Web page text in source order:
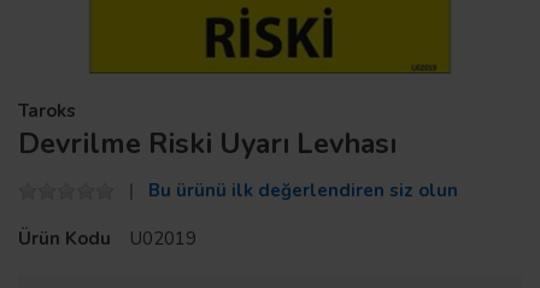
Taroks
Devrilme Riski Uyarı Levhası
Bu ürünü ilk değerlendiren siz olun
Ürün Kodu
U02019